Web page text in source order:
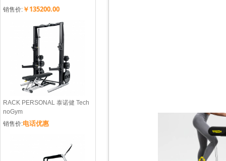
销售价: ￥135200.00
RACK PERSONAL 泰诺健 Tech
noGym
销售价:电话优惠